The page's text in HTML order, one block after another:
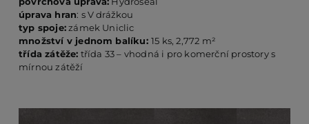
úprava hran: s V drážkou
typ spoje:zámek Uniclic
množství v jednom balíku:15 ks, 2,772 m²
třída zátěže: třída 33 – vhodná i pro komerční prostory s
mírnou zátěží